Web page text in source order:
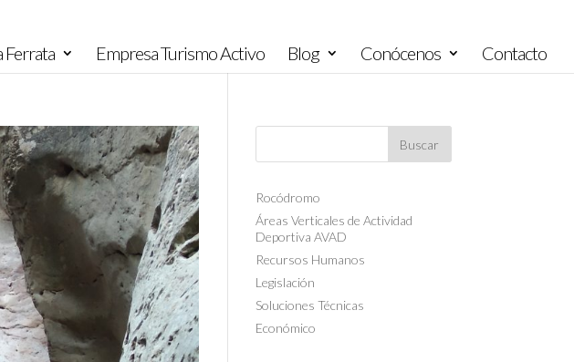
Ferrata Empresa Turismo Activo Blog Conócenos Contacto
Rocódromo
Áreas Verticales de Actividad
Deportiva AVAD
Recursos Humanos
Legislación
Soluciones Técnicas
Económico